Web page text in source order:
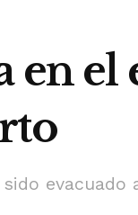
el
evacuado